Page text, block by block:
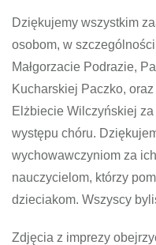
Dziękujemy wszystkim
osobom, w
Małgorzacie Podrazie,
Kucharskiej Paczko,
Elżbiecie Wilczyńskiej
występu chóru.
wychowawczyniom za
nauczycielom, którzy
dzieciakom. Wszyscy
Zdjęcia z imprezy